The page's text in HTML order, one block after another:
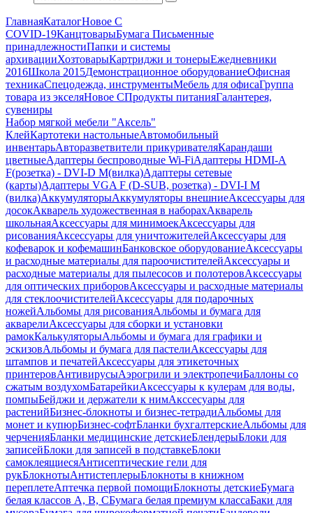
ГлавнаяКаталогНовое С
COVID-19КанцтоварыБумага Письменные
принадлежностиПапки и системы
архивацииХозтоварыКартриджи и тонерыЕжедневники
2016Школа 2015Демонстрационное оборудованиеОфисная
техникаСпецодежда, инструментыМебель для офисаГруппа
товара из экселяНовое СПродукты питанияГалантерея,
сувениры
Набор мягкой мебели "Аксель"
КлейКартотеки настольныеАвтомобильный
инвентарьАвторазветвители прикуривателяКарандаши
цветныеАдаптеры беспроводные Wi-FiАдаптеры HDMI-A
F(розетка) - DVI-D M(вилка)Адаптеры сетевые
(карты)Адаптеры VGA F (D-SUB, розетка) - DVI-I M
(вилка)АккумуляторыАккумуляторы внешниеАксессуары для
досокАкварель художественная в наборахАкварель
школьнаяАксессуары для минимоекАксессуары для
рисованияАксессуары для уничтожителейАксессуары для
кофеварок и кофемашинБанковское оборудованиеАксессуары
и расходные материалы для пароочистителейАксессуары и
расходные материалы для пылесосов и полотеровАксессуары
для оптических приборовАксессуары и расходные материалы
для стеклоочистителейАксессуары для подарочных
ножейАльбомы для рисованияАльбомы и бумага для
акварелиАксессуары для сборки и установки
рамокКалькуляторыАльбомы и бумага для графики и
эскизовАльбомы и бумага для пастелиАксессуары для
штампов и печатейАксессуары для этикеточных
принтеровАнтивирусыАэрогрили и электропечиБаллоны со
сжатым воздухомБатарейкиАксессуары к кулерам для воды,
помпыБейджи и держатели к нимАкссесуары для
растенийБизнес-блокноты и бизнес-тетрадиАльбомы для
монет и купюрБизнес-софтБланки бухгалтерскиеАльбомы для
черченияБланки медицинские детскиеБлендерыБлоки для
записейБлоки для записей в подставкеБлоки
самоклеящиесяАнтисептические гели для
рукБлокнотыАнтистеплерыБлокноты в книжном
переплетеАптечка первой помощиБлокноты детскиеБумага
белая классов А, В, СБумага белая премиум классаБаки для